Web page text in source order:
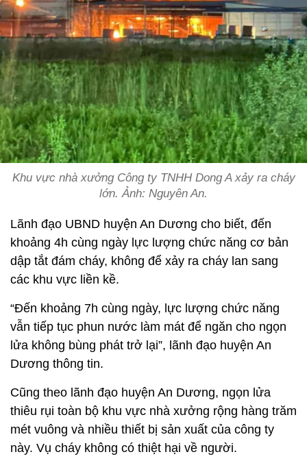
Khu vực nhà xưởng Công ty TNHH Dong A xảy ra cháy
lớn. Ảnh: Nguyên An.
Lãnh đạo UBND huyện An Dương cho biết, đến
khoảng 4h cùng ngày lực lượng chức năng cơ bản
dập tắt đám cháy, không để xảy ra cháy lan sang
các khu vực liền kề.
“Đến khoảng 7h cùng ngày, lực lượng chức năng
vẫn tiếp tục phun nước làm mát để ngăn cho ngọn
lửa không bùng phát trở lại”, lãnh đạo huyện An
Dương thông tin.
Cũng theo lãnh đạo huyện An Dương, ngọn lửa
thiêu rụi toàn bộ khu vực nhà xưởng rộng hàng trăm
mét vuông và nhiều thiết bị sản xuất của công ty
này. Vụ cháy không có thiệt hại về người.